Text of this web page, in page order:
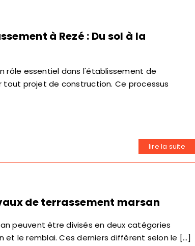
à Rezé : Du sol à la
rôle essentiel dans l'établissement de
tout projet de construction. Ce processus
lire la suite
de terrassement marsan
peuvent être divisés en deux catégories
et le remblai. Ces derniers diffèrent selon le [...]